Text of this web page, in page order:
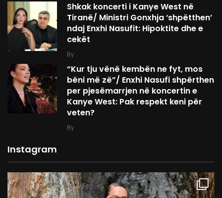
Shkak koncerti i Kanye West në
Tiranë/ Ministri Gonxhja ‘shpëtthen’
ndaj Enxhi Nasufit: Hipoktite dhe e
cekët
By
“Kur tju vënë kembën ne fyt, mos
bëni më zë”/ Enxhi Nasufi shpërthen
per pjesëmarrjen në koncertin e
Kanye West: Pak respekt keni për
veten?
By
Instagram